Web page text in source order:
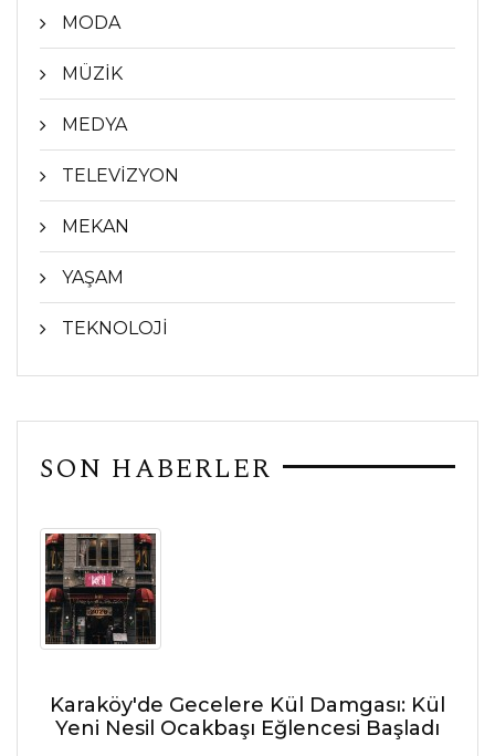
MODA
MÜZİK
MEDYA
TELEVİZYON
MEKAN
YAŞAM
TEKNOLOJİ
SON HABERLER
Karaköy'de Gecelere Kül Damgası: Kül
Yeni Nesil Ocakbaşı Eğlencesi Başladı